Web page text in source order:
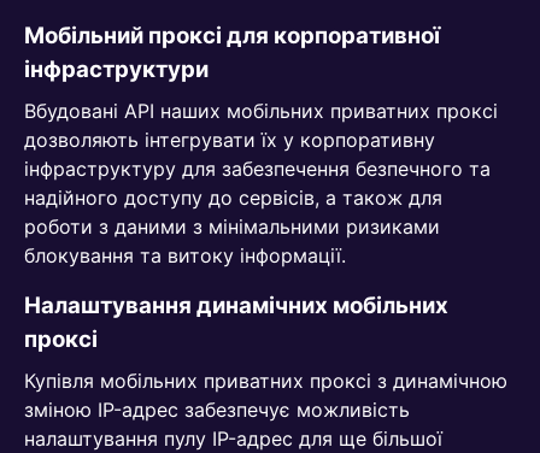
Мобільний проксі для корпоративної
інфраструктури
Вбудовані API наших мобільних приватних проксі
дозволяють інтегрувати їх у корпоративну
інфраструктуру для забезпечення безпечного та
надійного доступу до сервісів, а також для
роботи з даними з мінімальними ризиками
блокування та витоку інформації.
Налаштування динамічних мобільних
проксі
Купівля мобільних приватних проксі з динамічною
зміною IP-адрес забезпечує можливість
налаштування пулу IP-адрес для ще більшої